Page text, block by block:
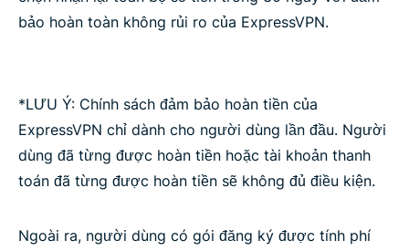
bảo hoàn toàn không rủi ro của ExpressVPN.
*LƯU Ý: Chính sách đảm bảo hoàn tiền của
ExpressVPN chỉ dành cho người dùng lần đầu. Người
dùng đã từng được hoàn tiền hoặc tài khoản thanh
toán đã từng được hoàn tiền sẽ không đủ điều kiện.
Ngoài ra, người dùng có gói đăng ký được tính phí